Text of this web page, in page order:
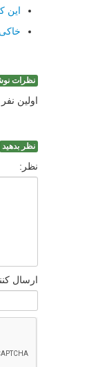
این
نظرات
اولین
نظر بدهید
نظر:
ارسال